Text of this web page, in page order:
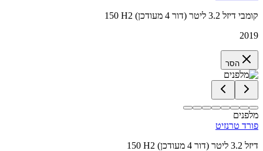
150 H2 קומבי דיזל 3.2 ליטר (דור 4 מעודכן)
2019
הסר
מלפנים
פורד טרנזיט
150 H2 דיזל 3.2 ליטר (דור 4 מעודכן)